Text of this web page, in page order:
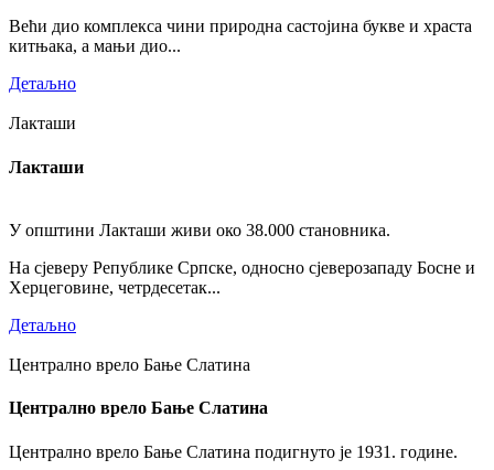
Већи дио комплекса чини природна састојина букве и храста
китњака, а мањи дио...
Детаљно
Лакташи
Лакташи
У општини Лакташи живи око 38.000 становника.
На сјеверу Републике Српске, односно сјеверозападу Босне и
Херцеговине, четрдесетак...
Детаљно
Централно врело Бање Слатина
Централно врело Бање Слатина
Централно врело Бање Слатина подигнуто је 1931. године.